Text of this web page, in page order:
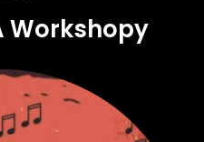
Workshopy